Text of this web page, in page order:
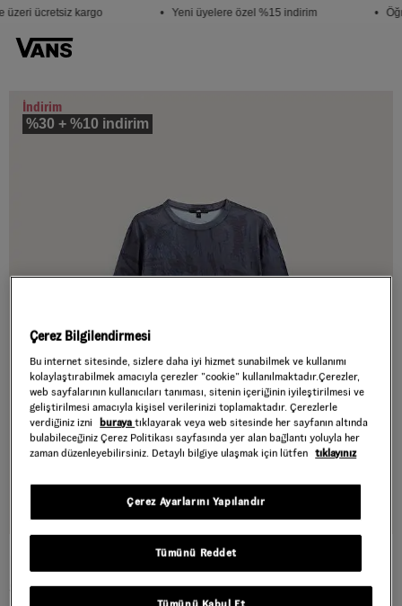
ücretsiz kargo • Yeni üyelere özel %15 indirim •
İndirim
%30 + %10 indirim
LUDLOW MESH GÖMLEK
Style : VN000Q0VEMS1
Çerez Bilgilendirmesi
Bu internet sitesinde, sizlere daha iyi hizmet sunabilmek ve kullanımı
kolaylaştırabilmek amacıyla çerezler ”cookie” kullanılmaktadır.Çerezler,
web sayfalarının kullanıcıları tanıması, sitenin içeriğinin iyileştirilmesi ve
geliştirilmesi amacıyla kişisel verilerinizi toplamaktadır. Çerezlerle
verdiğiniz izni
burayatıklayarak veya web sitesinde her sayfanın altında
bulabileceğiniz Çerez Politikası sayfasında yer alan bağlantı yoluyla her
zaman düzenleyebilirsiniz. Detaylı bilgiye ulaşmak için lütfen tıklayınız
Tümünü Reddet
Çerez Ayarlarını Yapılandır